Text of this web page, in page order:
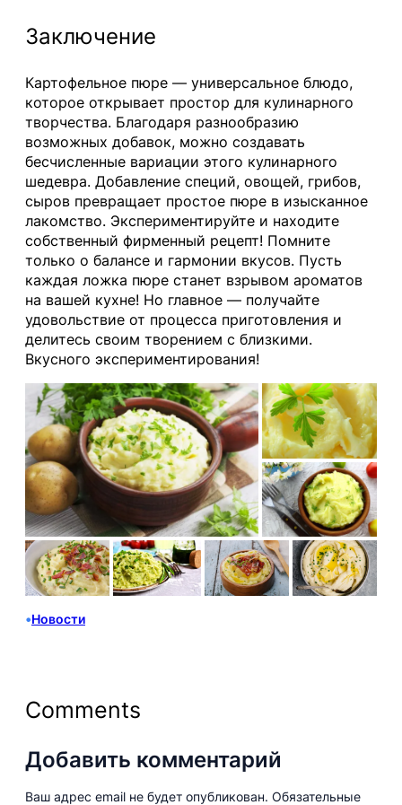
Заключение
Картофельное пюре — универсальное блюдо,
которое открывает простор для кулинарного
творчества. Благодаря разнообразию
возможных добавок, можно создавать
бесчисленные вариации этого кулинарного
шедевра. Добавление специй, овощей, грибов,
сыров превращает простое пюре в изысканное
лакомство. Экспериментируйте и находите
собственный фирменный рецепт! Помните
только о балансе и гармонии вкусов. Пусть
каждая ложка пюре станет взрывом ароматов
на вашей кухне! Но главное — получайте
удовольствие от процесса приготовления и
делитесь своим творением с близкими.
Вкусного экспериментирования!
•Новости
Comments
Добавить комментарий
Ваш адрес email не будет опубликован. Обязательные